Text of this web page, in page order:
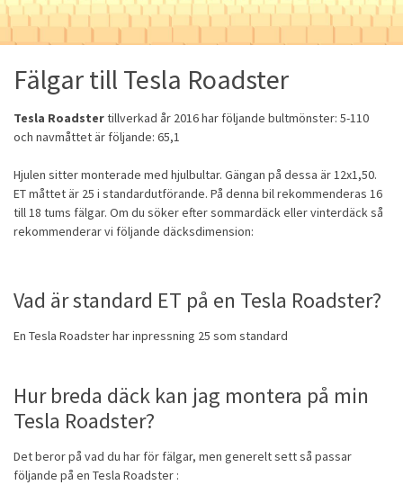
Fälgar till Tesla Roadster
Tesla Roadstertillverkad år 2016 har följande bultmönster: 5-110
och navmåttet är följande: 65,1
Hjulen sitter monterade med hjulbultar. Gängan på dessa är 12x1,50.
ET måttet är 25 i standardutförande. På denna bil rekommenderas 16
till 18 tums fälgar. Om du söker eftersommardäckeller vinterdäck så
rekommenderar vi följande däcksdimension:
Vad är standard ET på en Tesla Roadster?
En Tesla Roadster har inpressning 25 som standard
Hur breda däck kan jag montera på min
Tesla Roadster?
Det beror på vad du har för fälgar, men generelt sett så passar
följande på en Tesla Roadster :